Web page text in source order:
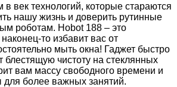
век технологий, которые стараются
нашу жизнь и доверить рутинные
роботам. Hobot 188 – это
то избавит вас от
мыть окна! Гаджет быстро
блестящую чистоту на стеклянных
вам массу свободного времени и
более важных занятий.